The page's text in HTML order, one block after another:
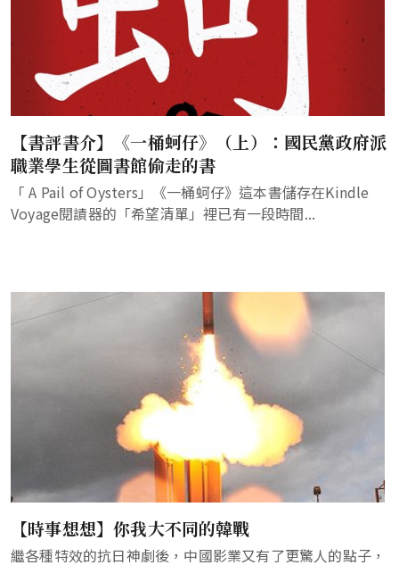
【書評書介】《一桶蚵仔》（上）：國民黨政府派
職業學生從圖書館偷走的書
「 A Pail of Oysters」《一桶蚵仔》這本書儲存在Kindle
Voyage閱謮器的「希望清單」裡已有一段時間...
【時事想想】你我大不同的韓戰
繼各種特效的抗日神劇後，中國影業又有了更驚人的點子，